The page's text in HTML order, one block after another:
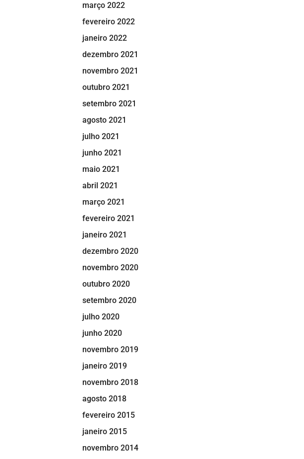
março 2022
fevereiro 2022
janeiro 2022
dezembro 2021
novembro 2021
outubro 2021
setembro 2021
agosto 2021
julho 2021
junho 2021
maio 2021
abril 2021
março 2021
fevereiro 2021
janeiro 2021
dezembro 2020
novembro 2020
outubro 2020
setembro 2020
julho 2020
junho 2020
novembro 2019
janeiro 2019
novembro 2018
agosto 2018
fevereiro 2015
janeiro 2015
novembro 2014